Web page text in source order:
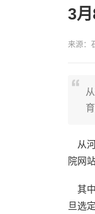
3
来源：
从河
院网
其中
旦选